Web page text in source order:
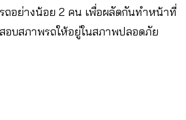
ถอย่างน้อย 2 คน เพื่อผลัดกันทำหน้าที่
อบสภาพรถให้อยู่ในสภาพปลอดภัย